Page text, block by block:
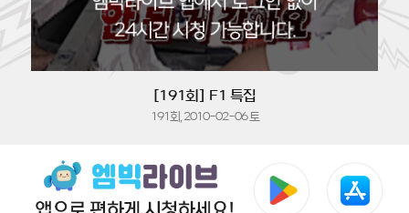
[191회] F1 특집
191회, 2010-02-06 토